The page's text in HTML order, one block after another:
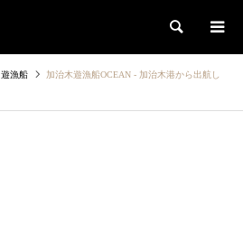
検索
遊漁船
加治木遊漁船OCEAN ‐ 加治木港から出航し